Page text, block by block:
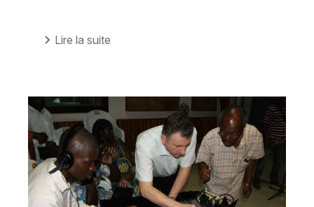
Lire la suite